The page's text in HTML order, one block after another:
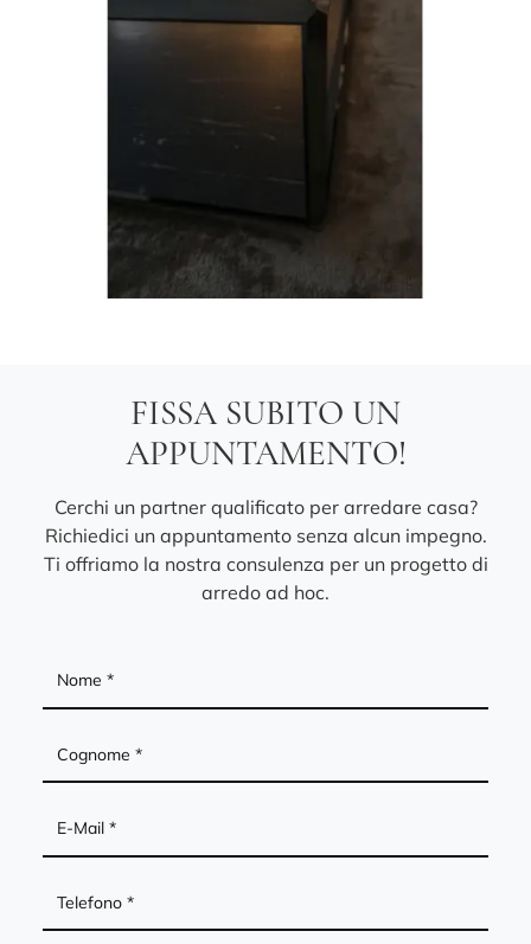
FISSA SUBITO UN
APPUNTAMENTO!
Cerchi un partner qualificato per arredare casa?
Richiedici un appuntamento senza alcun impegno.
Ti offriamo la nostra consulenza per un progetto di
arredo ad hoc.